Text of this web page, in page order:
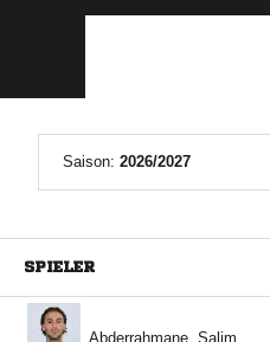
Saison: 2026/2027
SPIELER
 